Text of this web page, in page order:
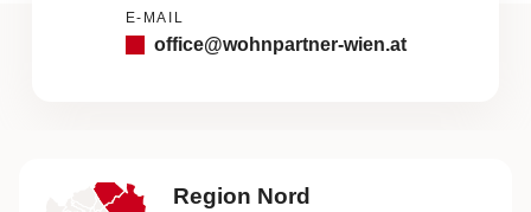
E-MAIL
office@wohnpartner-wien.at
Region Nord